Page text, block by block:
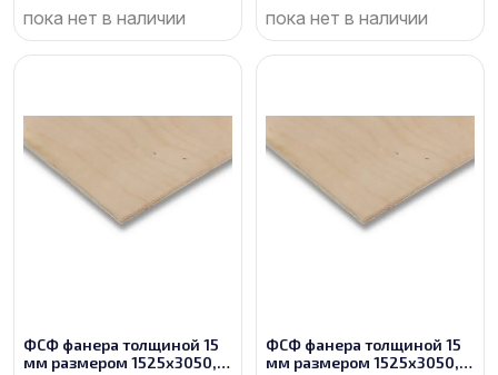
пока нет в наличии пока нет в наличии
ФСФ фанера толщиной 15
мм размером 1525х3050,
ФСФ фанера толщиной 15
мм размером 1525х3050,